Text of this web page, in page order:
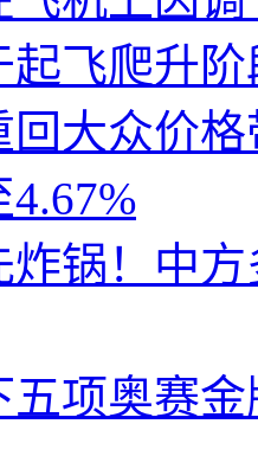
起飞爬升阶
回大众价
炸锅！中
项奥赛